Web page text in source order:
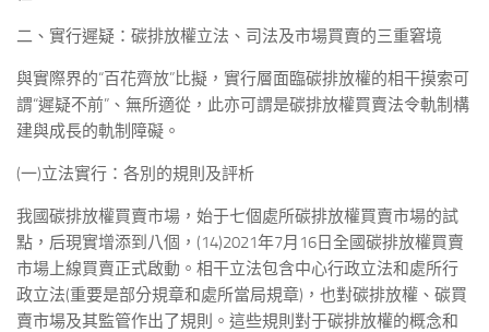
二、實行遲疑：碳排放權立法、司法及市場買賣的三重窘境
與實際界的“百花齊放”比擬，實行層面臨碳排放權的相干摸索可
謂“遲疑不前”、無所適從，此亦可謂是碳排放權買賣法令軌制構
建與成長的軌制障礙。
(一)立法實行：各別的規則及評析
我國碳排放權買賣市場，始于七個處所碳排放權買賣市場的試
點，后現實增添到八個，(14)2021年7月16日全國碳排放權買賣
市場上線買賣正式啟動。相干立法包含中心行政立法和處所行
政立法(重要是部分規章和處所當局規章)，也對碳排放權、碳買
賣市場及其監管作出了規則。這些規則對于碳排放權的概念和